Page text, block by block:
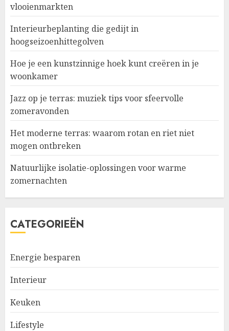
vlooienmarkten
Interieurbeplanting die gedijt in
hoogseizoenhittegolven
Hoe je een kunstzinnige hoek kunt creëren in je
woonkamer
Jazz op je terras: muziek tips voor sfeervolle
zomeravonden
Het moderne terras: waarom rotan en riet niet
mogen ontbreken
Natuurlijke isolatie-oplossingen voor warme
zomernachten
CATEGORIEËN
Energie besparen
Interieur
Keuken
Lifestyle